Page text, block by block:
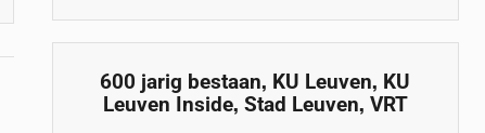
600 jarig bestaan, KU Leuven, KU
Leuven Inside, Stad Leuven, VRT